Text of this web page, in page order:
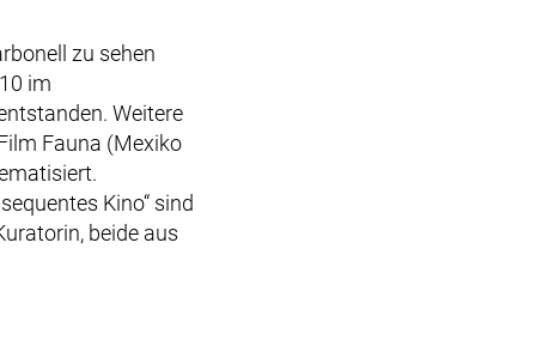
zu sehen
im
Weitere
Fauna (Mexiko
Kino“ sind
beide aus